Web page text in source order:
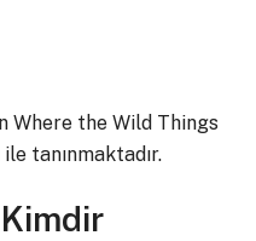
Where the Wild Things
tanınmaktadır.